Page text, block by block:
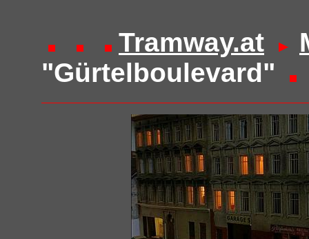
Tramway.at
"Gürtelboulevard"